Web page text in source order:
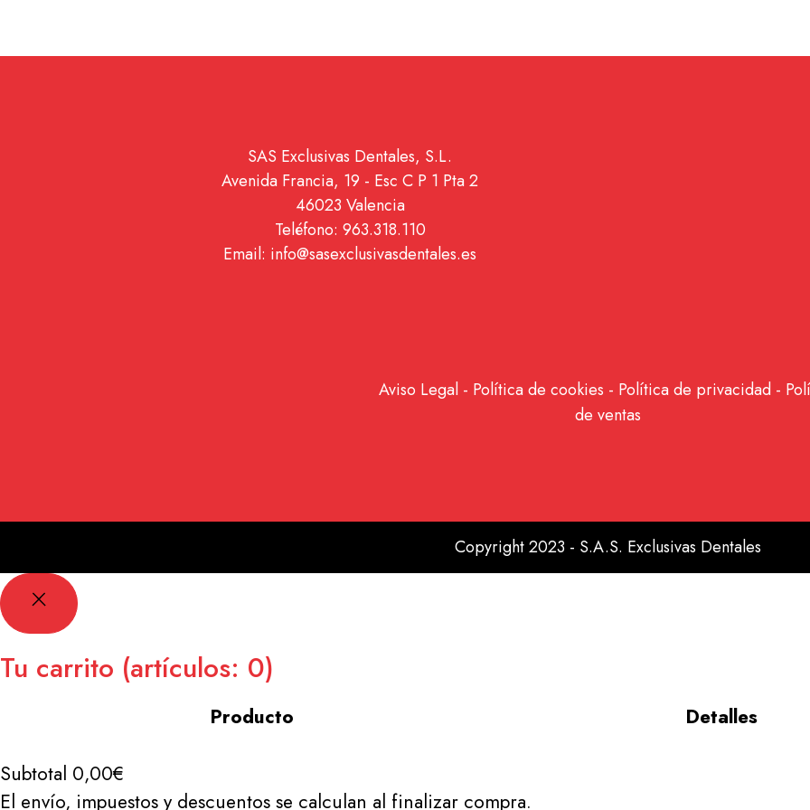
SAS Exclusivas Dentales, S.L.
Avenida Francia, 19 - Esc C P 1 Pta 2
46023 Valencia
Teléfono: 963.318.110
Email: info@sasexclusivasdentales.es
Aviso Legal - Política de cookies - Política de privacidad -
de ventas
Copyright 2023 - S.A.S. Exclusivas Dentales
Tu carrito (artículos: 0)
del
Producto Detalles
Subtotal 0,00€
El envío, impuestos y descuentos se calculan al finalizar compra.